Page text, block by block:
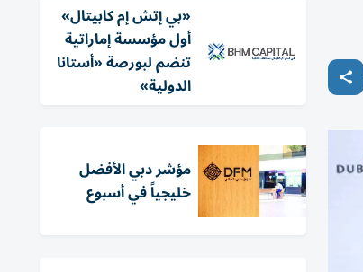
«بي إتش إم كابيتال»
أول مؤسسة إماراتية
تنضم لبورصة «أستانا
الدولية»
مؤشر دبي الأفضل
خليجياً في أسبوع